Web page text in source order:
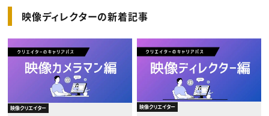
映像ディレクターの新着記事
映像クリエイター 映像クリエイター